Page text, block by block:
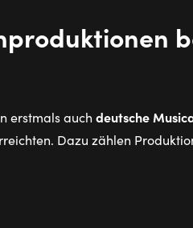
erstmals auch deutsche
Dazu zählen